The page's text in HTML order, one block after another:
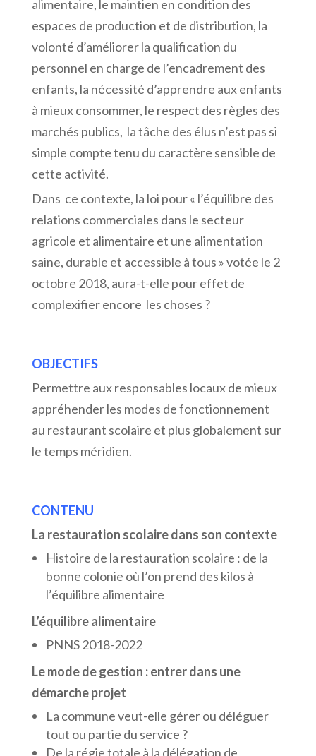
alimentaire, le maintien en condition des
espaces de production et de distribution, la
volonté d’améliorer la qualification du
personnel en charge de l’encadrement des
enfants, la nécessité d’apprendre aux enfants
à mieux consommer, le respect des règles des
marchés publics, la tâche des élus n’est pas si
simple compte tenu du caractère sensible de
cette activité.
Dans ce contexte, la loi pour « l’équilibre des
relations commerciales dans le secteur
agricole et alimentaire et une alimentation
saine, durable et accessible à tous » votée le 2
octobre 2018, aura-t-elle pour effet de
complexifier encore les choses ?
OBJECTIFS
Permettre aux responsables locaux de mieux
appréhender les modes de fonctionnement
au restaurant scolaire et plus globalement sur
le temps méridien.
CONTENU
La restauration scolaire dans son contexte
Histoire de la restauration scolaire : de la
bonne colonie où l’on prend des kilos à
l’équilibre alimentaire
L’équilibre alimentaire
PNNS 2018-2022
Le mode de gestion : entrer dans une
démarche projet
La commune veut-elle gérer ou déléguer
tout ou partie du service ?
De la régie totale à la délégation de